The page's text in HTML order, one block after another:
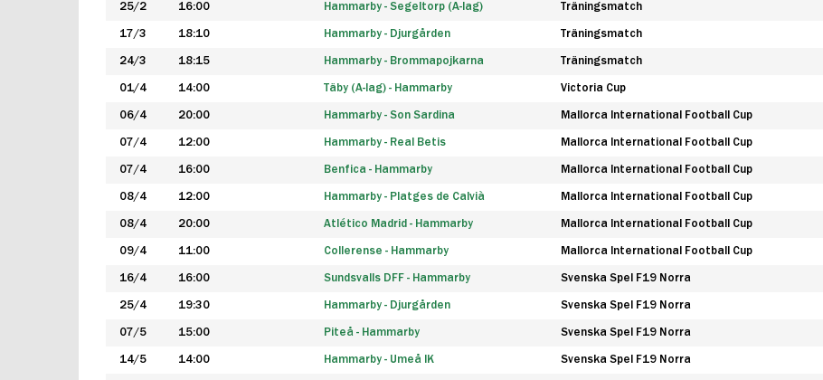
25/2 16:00 Hammarby - Segeltorp (A-lag) Träningsmatch
17/3 18:10 Hammarby - Djurgården Träningsmatch
24/3 18:15 Hammarby - Brommapojkarna Träningsmatch
01/4 14:00 Täby (A-lag) - Hammarby Victoria Cup
06/4 20:00 Hammarby - Son Sardina Mallorca International Football Cup
07/4 12:00 Hammarby - Real Betis Mallorca International Football Cup
07/4 16:00 Benfica - Hammarby Mallorca International Football Cup
08/4 12:00 Hammarby - Platges de Calvià Mallorca International Football Cup
08/4 20:00 Atlético Madrid - Hammarby Mallorca International Football Cup
09/4 11:00 Collerense - Hammarby Mallorca International Football Cup
16/4 16:00 Sundsvalls DFF - Hammarby Svenska Spel F19 Norra
25/4 19:30 Hammarby - Djurgården Svenska Spel F19 Norra
07/5 15:00 Piteå - Hammarby Svenska Spel F19 Norra
14/5 14:00 Hammarby - Umeå IK Svenska Spel F19 Norra